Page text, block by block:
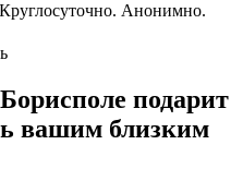
Анонимно.
подарит
вашим близким